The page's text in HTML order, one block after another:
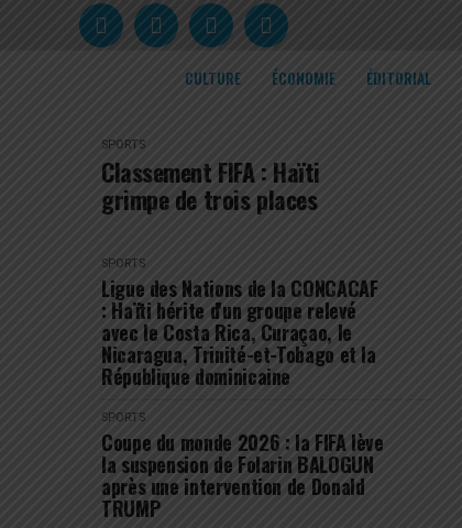
CULTURE ÉCONOMIE ÉDITORIAL
SPORTS
Classement FIFA : Haïti
grimpe de trois places
SPORTS
Ligue des Nations de la CONCACAF
: Haïti hérite d'un groupe relevé
avec le Costa Rica, Curaçao, le
Nicaragua, Trinité-et-Tobago et la
République dominicaine
SPORTS
Coupe du monde 2026 : la FIFA lève
la suspension de Folarin BALOGUN
après une intervention de Donald
TRUMP